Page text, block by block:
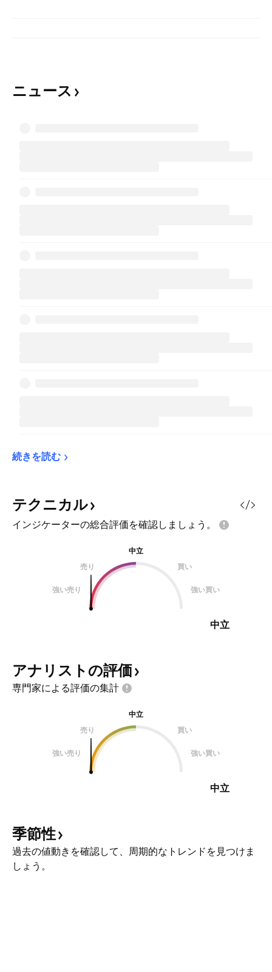
ニュース
続きを読む
テクニカル
インジケーターの総合評価を確認しましょう。
中立
売り
買い
強い売り 強い買い
中立
アナリストの評価
専門家による評価の集計
中立
売り
買い
強い売り 強い買い
中立
季節性
過去の値動きを確認して、周期的なトレンドを見つけま
しょう。